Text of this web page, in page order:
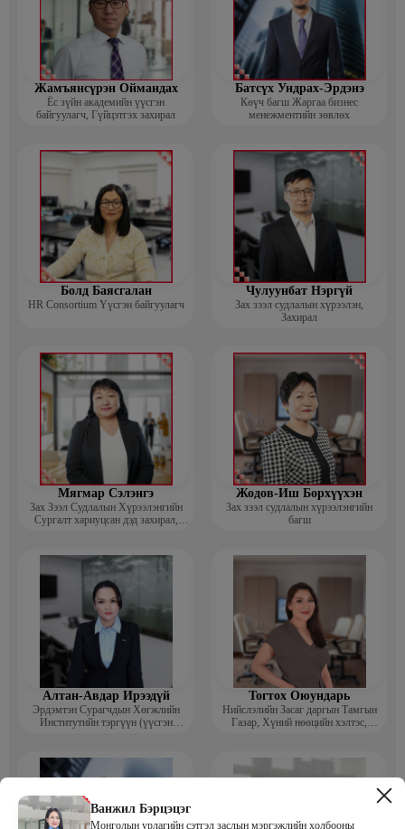
Ванжил Бэрцэцэг
Монголын урлагийн сэтгэл заслын мэргэжлийн холбооны
Жамъянсүрэн Оймандах
Ёс зүйн академийн үүсгэн
байгуулагч, Гүйцэтгэх захирал
Батсүх Ундрах-Эрдэнэ
Көүч багш Жаргаа бизнес
менежментийн зөвлөх
Болд Баясгалан
HR Consortium Үүсгэн байгуулагч
Чулуунбат Нэргүй
Зах зээл судлалын хүрээлэн,
Захирал
Мягмар Сэлэнгэ
Зах Зээл Судлалын Хүрээлэнгийн
Сургалт хариуцсан дэд захирал,
Жодов-Иш Борхүүхэн
Зах зээл судлалын хүрээлэнгийн
багш
Алтан-Авдар Ирээдүй
Эрдэмтэн Сурагчдын Хөгжлийн
Институтийн тэргүүн (үүсгэн
Тогтох Оюундарь
Нийслэлийн Засаг даргын Тамгын
Газар, Хүний нөөцийн хэлтэс,